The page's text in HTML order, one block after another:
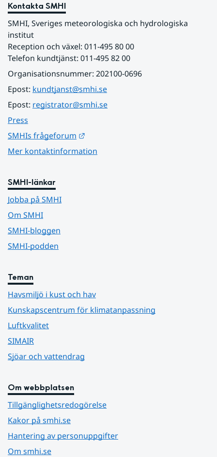
Kontakta SMHI
SMHI, Sveriges meteorologiska och hydrologiska
institut
Reception och växel: 011-495 80 00
Telefon kundtjänst: 011-495 82 00
Organisationsnummer: 202100-0696
Epost: kundtjanst@smhi.se
Epost: registrator@smhi.se
Press
SMHIs frågeforum
Mer kontaktinformation
SMHI-länkar
Jobba på SMHI
Om SMHI
SMHI-bloggen
SMHI-podden
Teman
Havsmiljö i kust och hav
Kunskapscentrum för klimatanpassning
Luftkvalitet
SIMAIR
Sjöar och vattendrag
Om webbplatsen
Tillgänglighetsredogörelse
Kakor på smhi.se
Hantering av personuppgifter
Om smhi.se